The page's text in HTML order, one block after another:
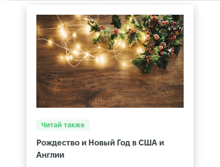
Читай также
Рождество и Новый Год в США и
Англии